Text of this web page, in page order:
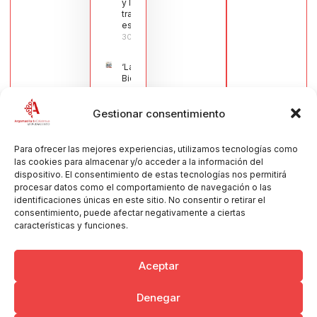
Gestionar consentimiento
Para ofrecer las mejores experiencias, utilizamos tecnologías como
las cookies para almacenar y/o acceder a la información del
dispositivo. El consentimiento de estas tecnologías nos permitirá
procesar datos como el comportamiento de navegación o las
identificaciones únicas en este sitio. No consentir o retirar el
consentimiento, puede afectar negativamente a ciertas
características y funciones.
Aceptar
Denegar
y la navaja
tradicional
española
30/07/2026
‘La
Bienvenida’,
estampa de
de la Virgen
Muñoz
Muñoz,
anuncia las
Fiestas
Patronales
2026
30/07/2026